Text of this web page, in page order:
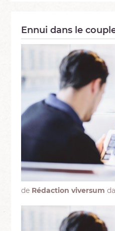
Ennui dans le
de Rédaction viversum